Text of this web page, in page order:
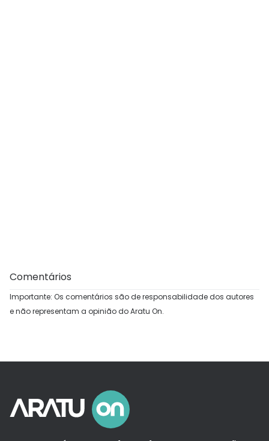
Comentários
Importante: Os comentários são de responsabilidade dos autores
e não representam a opinião do Aratu On.